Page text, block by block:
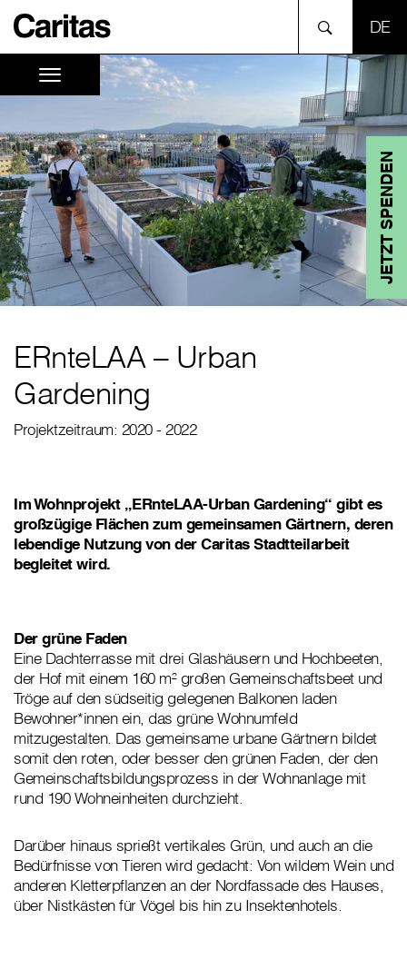
JETZT SPENDEN
ERnteLAA – Urban
Gardening
Projektzeitraum: 2020 - 2022
Im Wohnprojekt „ERnteLAA-Urban Gardening“ gibt es
großzügige Flächen zum gemeinsamen Gärtnern, deren
lebendige Nutzung von der Caritas Stadtteilarbeit
begleitet wird.
Der grüne Faden
Eine Dachterrasse mit drei Glashäusern und Hochbeeten,
der Hof mit einem 160 m² großen Gemeinschaftsbeet und
Tröge auf den südseitig gelegenen Balkonen laden
Bewohner*innen ein, das grüne Wohnumfeld
mitzugestalten. Das gemeinsame urbane Gärtnern bildet
somit den roten, oder besser den grünen Faden, der den
Gemeinschaftsbildungsprozess in der Wohnanlage mit
rund 190 Wohneinheiten durchzieht.
Darüber hinaus sprießt vertikales Grün, und auch an die
Bedürfnisse von Tieren wird gedacht: Von wildem Wein und
anderen Kletterpflanzen an der Nordfassade des Hauses,
über Nistkästen für Vögel bis hin zu Insektenhotels.